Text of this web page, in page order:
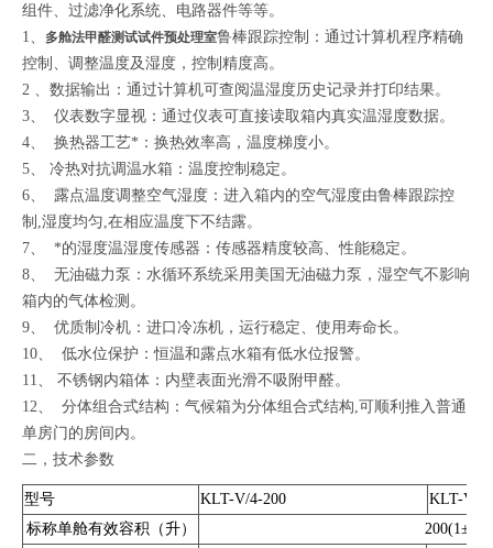
组件、过滤净化系统、电路器件等等。
1、
多舱法甲醛测试试件预处理室鲁棒跟踪控制：通过计算机程序精确
控制、调整温度及湿度，控制精度高。
2 、数据输出：通过计算机可查阅温湿度历史记录并打印结果。
3、 仪表数字显视：通过仪表可直接读取箱内真实温湿度数据。
4、 换热器工艺*：换热效率高，温度梯度小。
5、 冷热对抗调温水箱：温度控制稳定。
6、 露点温度调整空气湿度：进入箱内的空气湿度由鲁棒跟踪控
制,湿度均匀,在相应温度下不结露。
7、 *的湿度温湿度传感器：传感器精度较高、性能稳定。
8、 无油磁力泵：水循环系统采用美国无油磁力泵，湿空气不影响
箱内的气体检测。
9、 优质制冷机：进口冷冻机，运行稳定、使用寿命长。
10、 低水位保护：恒温和露点水箱有低水位报警。
11、 不锈钢内箱体：内壁表面光滑不吸附甲醛。
12、 分体组合式结构：气候箱为分体组合式结构,可顺利推入普通
单房门的房间内。
二，技术参数
型号 KLT-V/4-200
KLT-V/6-
标称单舱有效容积（升）